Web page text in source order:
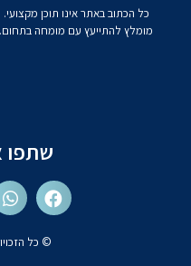
כל הכתוב באתר אינו תוכן מקצועי.
מומלץ להתייעץ עם מומחה בתחום.
© כל הזכויות